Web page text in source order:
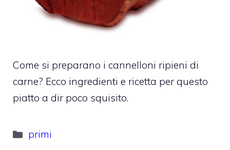
Come si preparano i cannelloni ripieni di
carne? Ecco ingredienti e ricetta per questo
piatto a dir poco squisito.
Categorie
primi